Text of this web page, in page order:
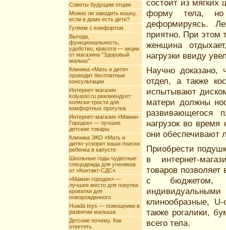
Советы будущим отцам
Можно ли заводить кошку,
если в доме есть дети?
Гуляем с комфортом
Выгода,
функциональность,
удобство, красота — акции
от магазина "Здоровый
малыш"
Клиника «Мать и дитя»
проводит бесплатные
консультации
Интернет-магазин
kolyaski.ru рекомендует:
коляски-трости для
комфортных прогулок
Интернет-магазин «Мамин
Городок» — лучшие
детские товары
Клиника ЭКО «Мать и
дитя» ускорит ваши поиски
ребенка в капусте
Школьные годы чудесные:
спецодежда для учеников
от «Контакт-СДС»
«Мамин городок» —
лучшее место для покупки
кроватки для
новорожденного
Huada toys — помощники в
развитии малыша
Детские почему. Как
ответить.
состоит из мягких
форму тела, но
деформируясь.
приятно. При этом
женщина
нагрузки ввиду
Научно доказано,
отдел, а также
испытывают
матери должны
развивающегося
нагрузок во
они обеспечивают
Приобрести
в интернет-
товаров
с бюджетом,
клинообразные,
также рогалики,
всего тела.